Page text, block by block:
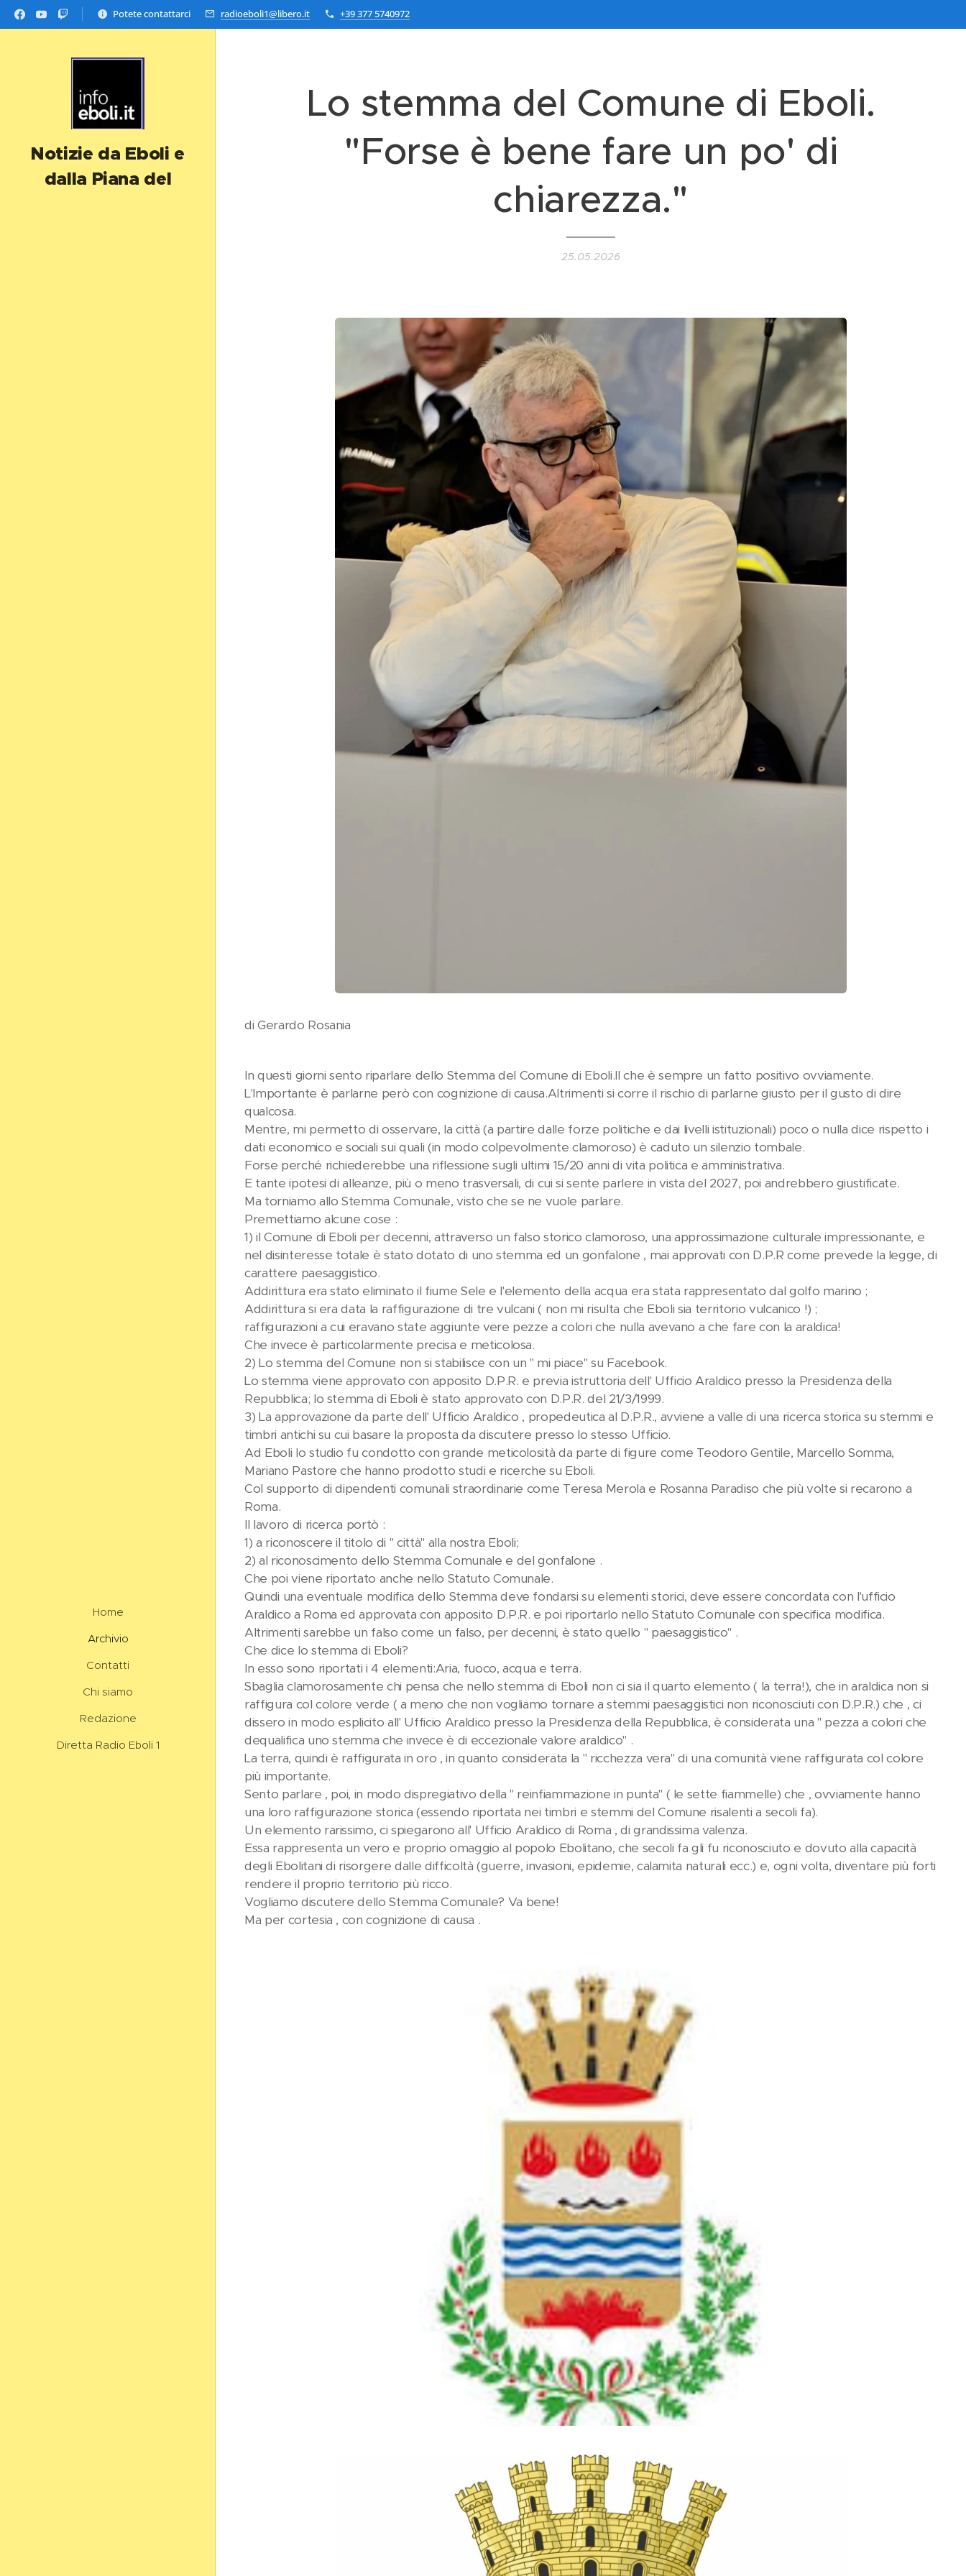
Potete contattarci radioeboli1@libero.it +39 377 5740972
Notizie da Eboli e
dalla Piana del
Home
Archivio
Contatti
Chi siamo
Redazione
Diretta Radio Eboli 1
Lo stemma del Comune di Eboli.
"Forse è bene fare un po' di
chiarezza."
25.05.2026
di Gerardo Rosania
In questi giorni sento riparlare dello Stemma del Comune di Eboli.Il che è sempre un fatto positivo ovviamente.
L'Importante è parlarne però con cognizione di causa.Altrimenti si corre il rischio di parlarne giusto per il gusto di dire
qualcosa.
Mentre, mi permetto di osservare, la città (a partire dalle forze politiche e dai livelli istituzionali) poco o nulla dice rispetto i
dati economico e sociali sui quali (in modo colpevolmente clamoroso) è caduto un silenzio tombale.
Forse perché richiederebbe una riflessione sugli ultimi 15/20 anni di vita politica e amministrativa.
E tante ipotesi di alleanze, più o meno trasversali, di cui si sente parlere in vista del 2027, poi andrebbero giustificate.
Ma torniamo allo Stemma Comunale, visto che se ne vuole parlare.
Premettiamo alcune cose :
1) il Comune di Eboli per decenni, attraverso un falso storico clamoroso, una approssimazione culturale impressionante, e
nel disinteresse totale è stato dotato di uno stemma ed un gonfalone , mai approvati con D.P.R come prevede la legge, di
carattere paesaggistico.
Addirittura era stato eliminato il fiume Sele e l'elemento della acqua era stata rappresentato dal golfo marino ;
Addirittura si era data la raffigurazione di tre vulcani ( non mi risulta che Eboli sia territorio vulcanico !) ;
raffigurazioni a cui eravano state aggiunte vere pezze a colori che nulla avevano a che fare con la araldica!
Che invece è particolarmente precisa e meticolosa.
2) Lo stemma del Comune non si stabilisce con un " mi piace" su Facebook.
Lo stemma viene approvato con apposito D.P.R. e previa istruttoria dell' Ufficio Araldico presso la Presidenza della
Repubblica; lo stemma di Eboli è stato approvato con D.P.R. del 21/3/1999.
3) La approvazione da parte dell' Ufficio Araldico , propedeutica al D.P.R., avviene a valle di una ricerca storica su stemmi e
timbri antichi su cui basare la proposta da discutere presso lo stesso Ufficio.
Ad Eboli lo studio fu condotto con grande meticolosità da parte di figure come Teodoro Gentile, Marcello Somma,
Mariano Pastore che hanno prodotto studi e ricerche su Eboli.
Col supporto di dipendenti comunali straordinarie come Teresa Merola e Rosanna Paradiso che più volte si recarono a
Roma.
Il lavoro di ricerca portò :
1) a riconoscere il titolo di " città" alla nostra Eboli;
2) al riconoscimento dello Stemma Comunale e del gonfalone .
Che poi viene riportato anche nello Statuto Comunale.
Quindi una eventuale modifica dello Stemma deve fondarsi su elementi storici, deve essere concordata con l'ufficio
Araldico a Roma ed approvata con apposito D.P.R. e poi riportarlo nello Statuto Comunale con specifica modifica.
Altrimenti sarebbe un falso come un falso, per decenni, è stato quello " paesaggistico" .
Che dice lo stemma di Eboli?
In esso sono riportati i 4 elementi:Aria, fuoco, acqua e terra.
Sbaglia clamorosamente chi pensa che nello stemma di Eboli non ci sia il quarto elemento ( la terra!), che in araldica non si
raffigura col colore verde ( a meno che non vogliamo tornare a stemmi paesaggistici non riconosciuti con D.P.R.) che , ci
dissero in modo esplicito all' Ufficio Araldico presso la Presidenza della Repubblica, è considerata una " pezza a colori che
dequalifica uno stemma che invece è di eccezionale valore araldico" .
La terra, quindi è raffigurata in oro , in quanto considerata la " ricchezza vera" di una comunità viene raffigurata col colore
più importante.
Sento parlare , poi, in modo dispregiativo della " reinfiammazione in punta" ( le sette fiammelle) che , ovviamente hanno
una loro raffigurazione storica (essendo riportata nei timbri e stemmi del Comune risalenti a secoli fa).
Un elemento rarissimo, ci spiegarono all' Ufficio Araldico di Roma , di grandissima valenza.
Essa rappresenta un vero e proprio omaggio al popolo Ebolitano, che secoli fa gli fu riconosciuto e dovuto alla capacità
degli Ebolitani di risorgere dalle difficoltà (guerre, invasioni, epidemie, calamita naturali ecc.) e, ogni volta, diventare più forti
rendere il proprio territorio più ricco.
Vogliamo discutere dello Stemma Comunale? Va bene!
Ma per cortesia , con cognizione di causa .